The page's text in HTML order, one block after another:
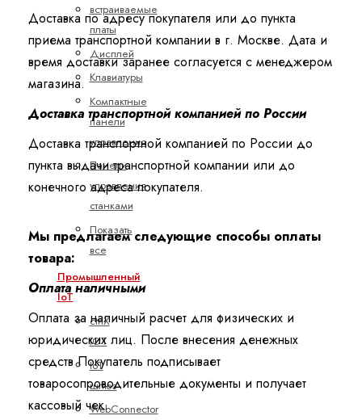
встраиваемые
платы
Дисплей
Клавиатуры
Компактные
панели
управления
Панели
управления
станками
Показать
все
Промышленный
IoT
ctrlX
IOT
IoT
шлюз
WebConnector
Доставка по адресу покупателя или до пункта
приема транспортной компании в г. Москве. Дата и
время доставки заранее согласуется с менеджером
магазина.
Доставка транспортной компанией по России
Доставка транспортной компанией по России до
пункта выдачи транспортной компании или до
конечного адреса покупателя.
Мы предлагаем следующие способы оплаты
товара:
Оплата наличными
Оплата за наличный расчет для физических и
юридических лиц. После внесения денежных
средств Покупатель подписывает
товаросопроводительные документы и получает
кассовый чек.